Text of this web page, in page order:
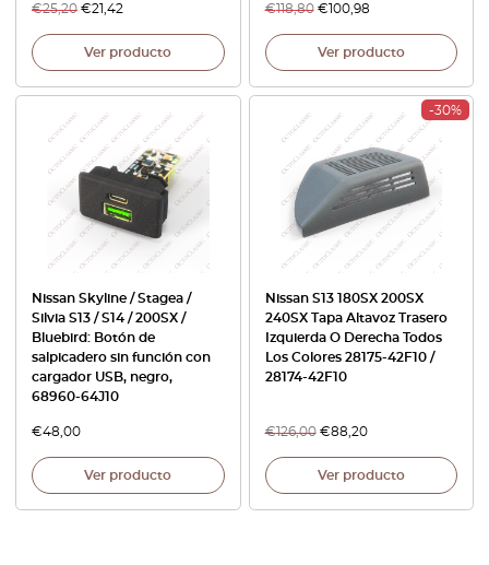
€25,20 €21,42
Ver producto
€118,80 €100,98
Ver producto
Nissan Skyline / Stagea /
Silvia S13 / S14 / 200SX /
Bluebird: Botón de
salpicadero sin función con
cargador USB, negro,
68960-64J10
€48,00
Ver producto
-30%
Nissan S13 180SX 200SX
240SX Tapa Altavoz Trasero
Izquierda O Derecha Todos
Los Colores 28175-42F10 /
28174-42F10
€126,00 €88,20
Ver producto